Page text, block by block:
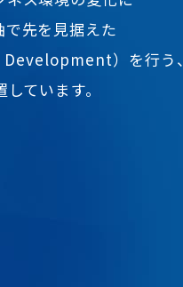
先を見据えた
）を行う、
ています。